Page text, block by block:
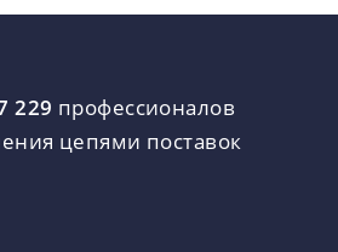
229 профессионалов
цепями поставок